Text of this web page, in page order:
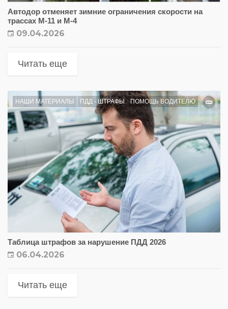
Автодор отменяет зимние ограничения скорости на
трассах М-11 и М-4
09.04.2026
Читать еще
НАШИ МАТЕРИАЛЫ ПДД - ШТРАФЫ ПОМОЩЬ ВОДИТЕЛЮ
Таблица штрафов за нарушение ПДД 2026
06.04.2026
Читать еще